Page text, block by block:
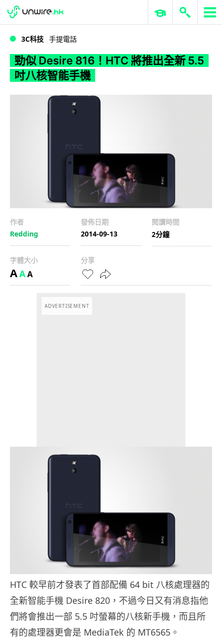
WWDC 2026 ERP 與商業 AI
3C科技 手提電話
勁似 Desire 816！HTC 將推出全新 5.5
吋八核智能手機
作者
Redding
發佈日期
2014-09-13
閱讀時間
2分鐘
字體大小
AAA
分享
ADVERTISEMENT
HTC 較早前才發表了首部配備 64 bit 八核處理器的
全新智能手機 Desire 820，不過今日又有消息指他
們將會推出一部 5.5 吋螢幕的八核新手機，而且所
有的處理器更會是 MediaTek 的 MT6565。